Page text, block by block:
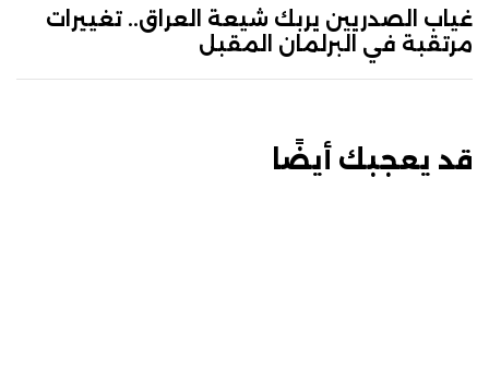
غياب الصدريين يربك شيعة العراق.. تغييرات
مرتقبة في البرلمان المقبل
قد يعجبك أيضًا